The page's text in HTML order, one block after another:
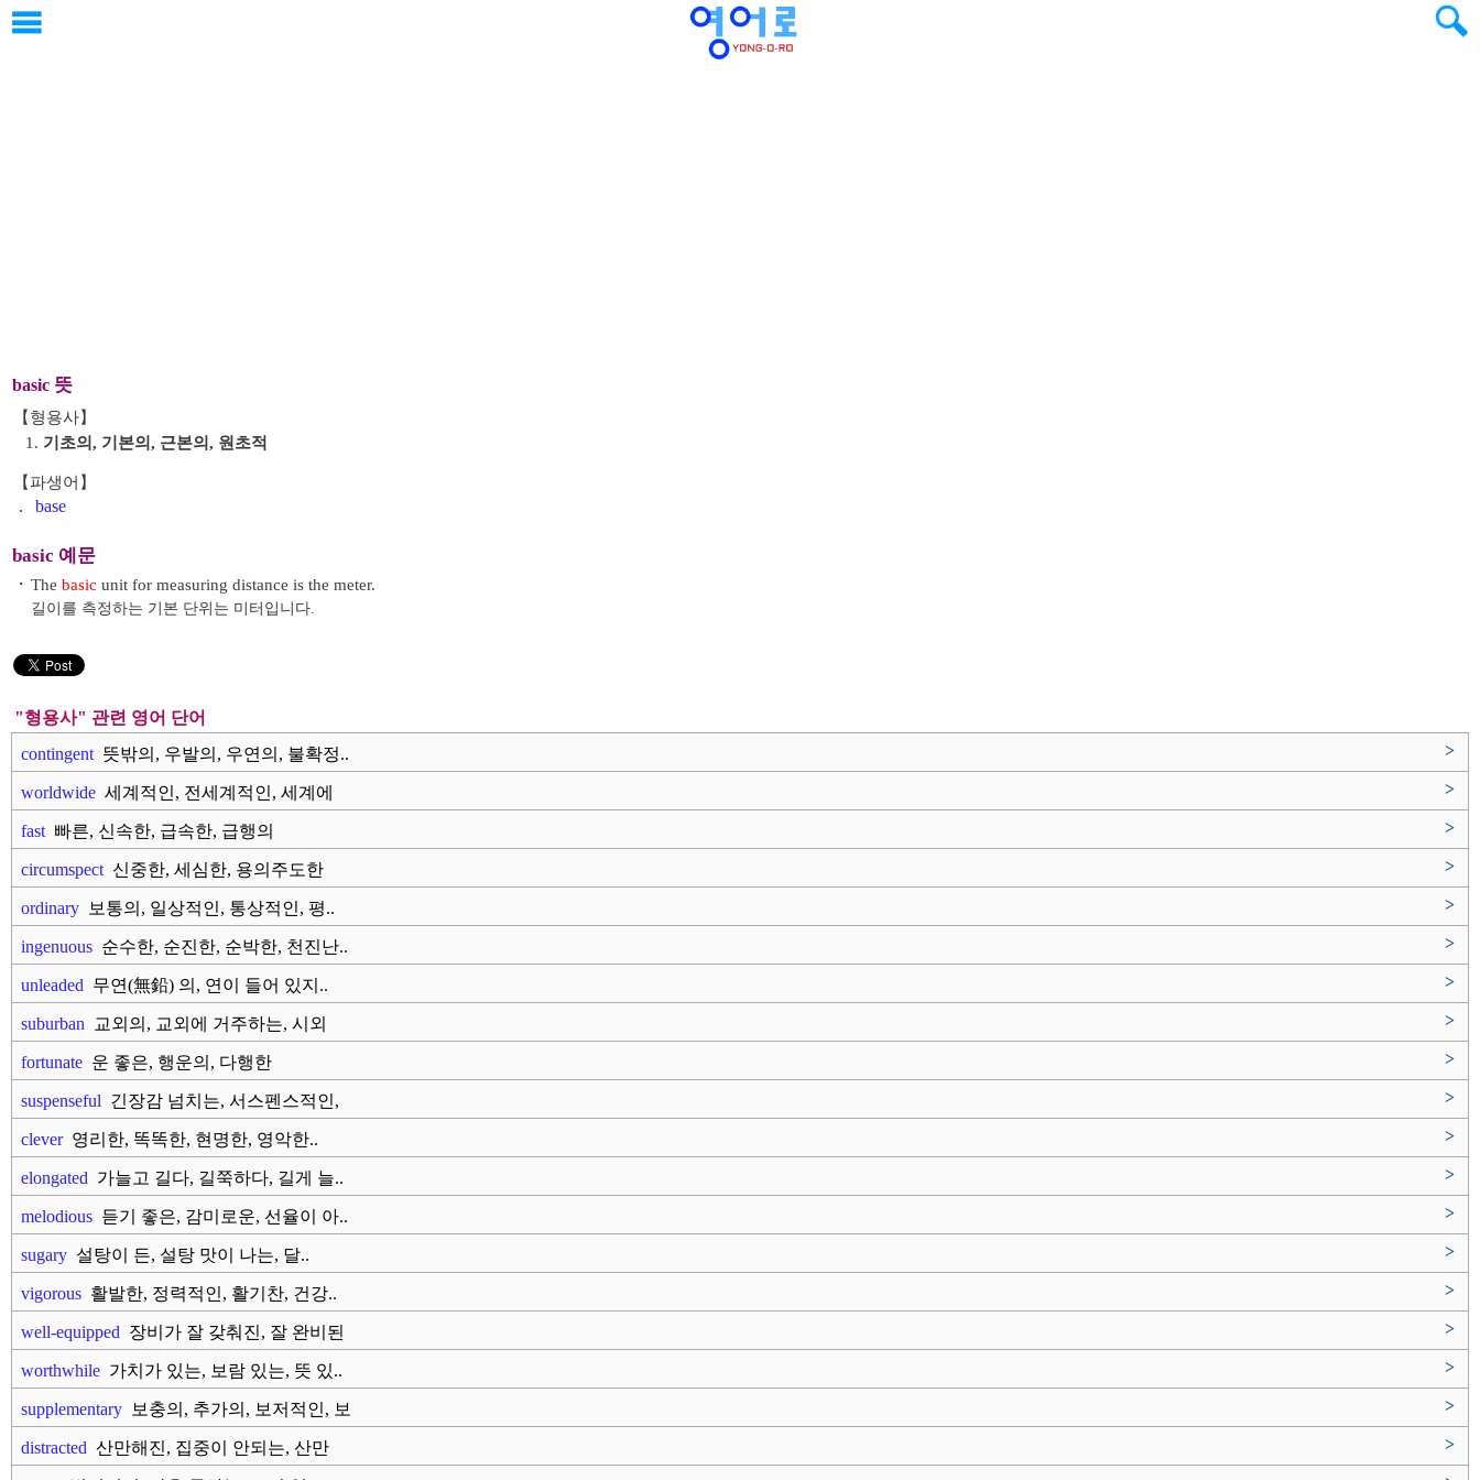
basic 뜻
【형용사】
1. 기초의, 기본의, 근본의, 원초적
【파생어】
. base
basic 예문
・ The basic unit for measuring distance is the meter.
길이를 측정하는 기본 단위는 미터입니다.
"형용사" 관련 영어 단어
contingent 뜻밖의, 우발의, 우연의, 불확정.. >
worldwide 세계적인, 전세계적인, 세계에
>
fast 빠른, 신속한, 급속한, 급행의 >
circumspect 신중한, 세심한, 용의주도한 >
ordinary 보통의, 일상적인, 통상적인, 평.. >
ingenuous 순수한, 순진한, 순박한, 천진난.. >
unleaded 무연(無鉛) 의, 연이 들어 있지.. >
suburban 교외의, 교외에 거주하는, 시외
>
fortunate 운 좋은, 행운의, 다행한 >
suspenseful 긴장감 넘치는, 서스펜스적인,
>
clever영리한, 똑똑한, 현명한, 영악한.. >
elongated 가늘고 길다, 길쭉하다, 길게 늘.. >
melodious 듣기 좋은, 감미로운, 선율이 아.. >
sugary 설탕이 든, 설탕 맛이 나는, 달.. >
vigorous 활발한, 정력적인, 활기찬, 건강.. >
well-equipped 장비가 잘 갖춰진, 잘 완비된 >
worthwhile 가치가 있는, 보람 있는, 뜻 있.. >
supplementary 보충의, 추가의, 보저적인, 보
>
distracted 산만해진, 집중이 안되는, 산만
>